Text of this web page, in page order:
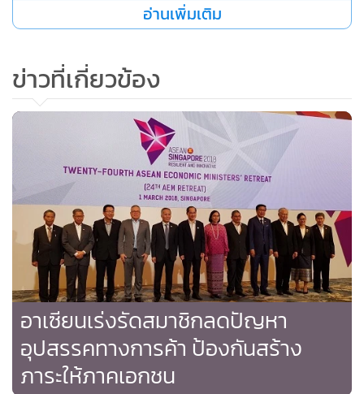
อ่านเพิ่มเติม
ข่าวที่เกี่ยวข้อง
อาเซียนเร่งรัดสมาชิกลดปัญหา
อุปสรรคทางการค้า ป้องกันสร้าง
ภาระให้ภาคเอกชน